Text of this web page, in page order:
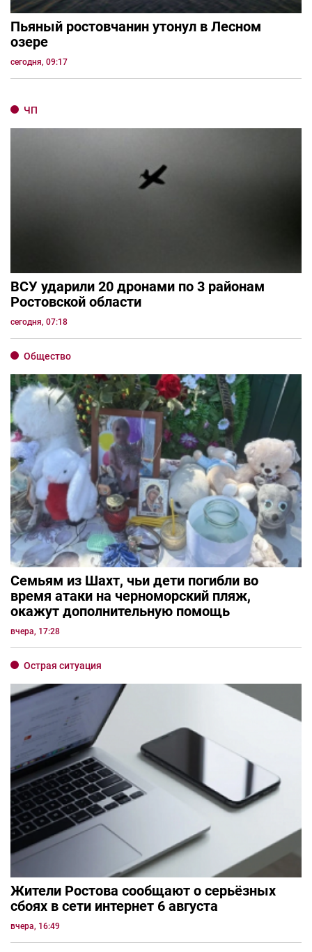
Пьяный ростовчанин утонул в Лесном
озере
сегодня, 09:17
ЧП
ВСУ ударили 20 дронами по 3 районам
Ростовской области
сегодня, 07:18
Общество
Семьям из Шахт, чьи дети погибли во
время атаки на черноморский пляж,
окажут дополнительную помощь
вчера, 17:28
Острая ситуация
Жители Ростова сообщают о серьёзных
сбоях в сети интернет 6 августа
вчера, 16:49